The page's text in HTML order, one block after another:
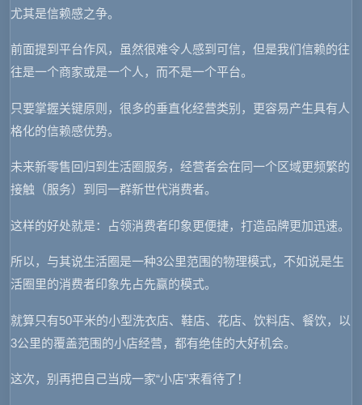
尤其是信赖感之争。
前面提到平台作风，虽然很难令人感到可信，但是我们信赖的往
往是一个商家或是一个人，而不是一个平台。
只要掌握关键原则，很多的垂直化经营类别，更容易产生具有人
格化的信赖感优势。
未来新零售回归到生活圈服务，经营者会在同一个区域更频繁的
接触（服务）到同一群新世代消费者。
这样的好处就是：占领消费者印象更便捷，打造品牌更加迅速。
所以，与其说生活圈是一种3公里范围的物理模式，不如说是生
活圈里的消费者印象先占先赢的模式。
就算只有50平米的小型洗衣店、鞋店、花店、饮料店、餐饮，以
3公里的覆盖范围的小店经营，都有绝佳的大好机会。
这次，别再把自己当成一家“小店”来看待了！